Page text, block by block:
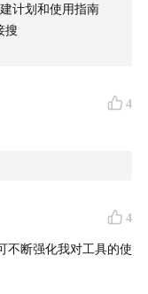
计划和使用指南
搜
4
4
不断强化我对工具的使